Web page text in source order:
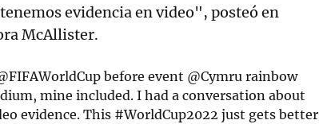
evidencia en video", posteó en
McAllister.
before event @Cymru rainbow
mine included. I had a conversation about
evidence. This #WorldCup2022 just gets better